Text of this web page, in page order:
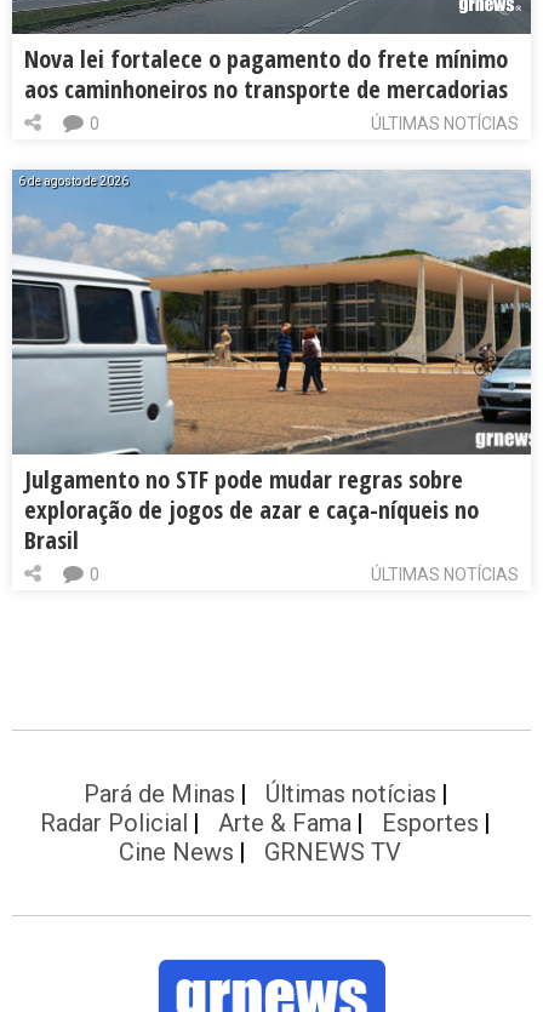
Nova lei fortalece o pagamento do frete mínimo
aos caminhoneiros no transporte de mercadorias
ÚLTIMAS NOTÍCIAS
0
6 de agosto de 2026
Julgamento no STF pode mudar regras sobre
exploração de jogos de azar e caça-níqueis no
Brasil
ÚLTIMAS NOTÍCIAS
0
Pará de Minas
Últimas notícias
Radar Policial
Arte & Fama
Esportes
Cine News
GRNEWS TV